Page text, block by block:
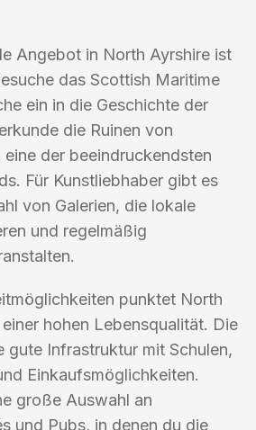
Angebot in North Ayrshire ist
das Scottish Maritime
ein in die Geschichte der
die Ruinen von
der beeindruckendsten
Für Kunstliebhaber gibt es
von Galerien, die lokale
und regelmäßig
punktet North
hohen Lebensqualität. Die
gute Infrastruktur mit Schulen,
Einkaufsmöglichkeiten.
große Auswahl an
und Pubs, in denen du die